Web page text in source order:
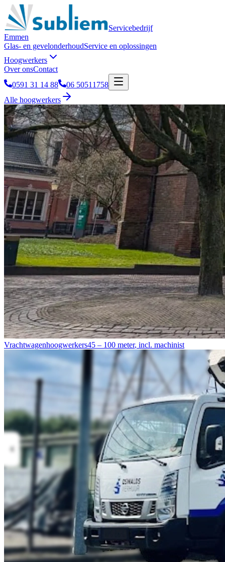
Servicebedrijf
Emmen
Glas- en gevelonderhoudService en oplossingen
Hoogwerkers
Over onsContact
0591 31 14 88
06 50511758
Alle hoogwerkers
Vrachtwagenhoogwerkers45 – 100 meter, incl. machinist